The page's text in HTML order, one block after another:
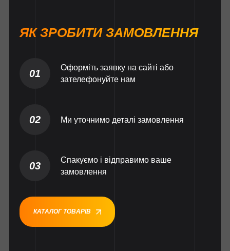
ЯК ЗРОБИТИ ЗАМОВЛЕННЯ
01
Оформіть заявку на сайті або
зателефонуйте нам
02 Ми уточнимо деталі замовлення
03
Спакуємо і відправимо ваше
замовлення
КАТАЛОГ ТОВАРІВ